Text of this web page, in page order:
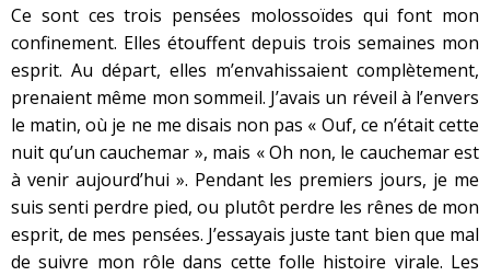
Ce sont ces trois pensées molossoïdes qui font mon
confinement. Elles étouffent depuis trois semaines mon
esprit. Au départ, elles m’envahissaient complètement,
prenaient même mon sommeil. J’avais un réveil à l’envers
le matin, où je ne me disais non pas « Ouf, ce n’était cette
nuit qu’un cauchemar », mais « Oh non, le cauchemar est
à venir aujourd’hui ». Pendant les premiers jours, je me
suis senti perdre pied, ou plutôt perdre les rênes de mon
esprit, de mes pensées. J’essayais juste tant bien que mal
de suivre mon rôle dans cette folle histoire virale. Les